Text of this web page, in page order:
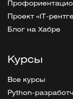
Проект «IT-
Блог на Хабре
Курсы
Все курсы
Python-